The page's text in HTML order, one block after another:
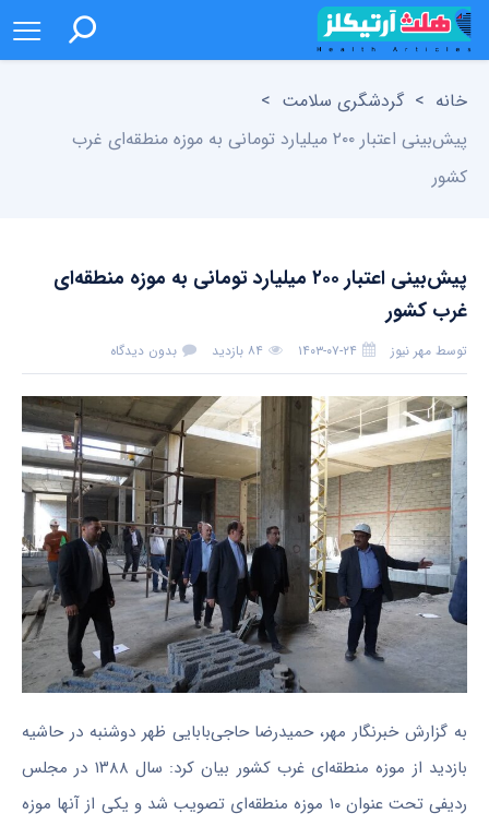
خانه > گردشگری سلامت >
پیش‌بینی اعتبار ۲۰۰ میلیارد تومانی به موزه منطقه‌ای غرب
کشور
پیش‌بینی اعتبار ۲۰۰ میلیارد تومانی به موزه منطقه‌ای
غرب کشور
توسط مهر نیوز ۱۴۰۳-۰۷-۲۴ ۸۴ بازدید بدون دیدگاه
به گزارش خبرنگار مهر، حمیدرضا حاجی‌بابایی ظهر دوشنبه در حاشیه
بازدید از موزه منطقه‌ای غرب کشور بیان کرد: سال ۱۳۸۸ در مجلس
ردیفی تحت عنوان ۱۰ موزه منطقه‌ای تصویب شد و یکی از آنها موزه